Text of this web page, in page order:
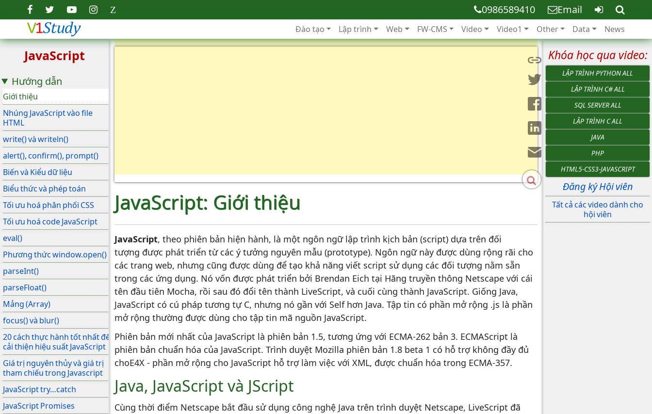
0986589410 Email
Đào tạo Lập trình Web FW-CMS Video Video1 Other Data News
JavaScript
Hướng dẫn
Giới thiệu
Nhúng JavaScript vào file
HTML
write() và writeln()
alert(), confirm(), prompt()
Biến và Kiểu dữ liệu
Biểu thức và phép toán
Tối ưu hoá phân phối CSS
Tối ưu hoá code JavaScript
eval()
Phương thức window.open()
parseInt()
parseFloat()
Mảng (Array)
focus() và blur()
20 cách thực hành tốt nhất để
cải thiện hiệu suất JavaScript
Giá trị nguyên thủy và giá trị
tham chiếu trong Javascript
JavaScript try…catch
JavaScript Promises
JavaScript: Giới thiệu
JavaScript, theo phiên bản hiện hành, là một ngôn ngữ lập trình kịch bản (script) dựa trên đối
tượng được phát triển từ các ý tưởng nguyên mẫu (prototype). Ngôn ngữ này được dùng rộng rãi cho
các trang web, nhưng cũng được dùng để tạo khả năng viết script sử dụng các đối tượng nằm sẵn
trong các ứng dụng. Nó vốn được phát triển bởi Brendan Eich tại Hãng truyền thông Netscape với cái
tên đầu tiên Mocha, rồi sau đó đổi tên thành LiveScript, và cuối cùng thành JavaScript. Giống Java,
JavaScript có cú pháp tương tự C, nhưng nó gần với Self hơn Java. Tập tin có phần mở rộng .js là phần
mở rộng thường được dùng cho tập tin mã nguồn JavaScript.
Phiên bản mới nhất của JavaScript là phiên bản 1.5, tương ứng với ECMA-262 bản 3. ECMAScript là
phiên bản chuẩn hóa của JavaScript. Trình duyệt Mozilla phiên bản 1.8 beta 1 có hỗ trợ không đầy đủ
choE4X - phần mở rộng cho JavaScript hỗ trợ làm việc với XML, được chuẩn hóa trong ECMA-357.
Java, JavaScript và JScript
Cùng thời điểm Netscape bắt đầu sử dụng công nghệ Java trên trình duyệt Netscape, LiveScript đã
Khóa học qua video:
LẬP TRÌNH PYTHON ALL
LẬP TRÌNH C# ALL
SQL SERVER ALL
LẬP TRÌNH C ALL
JAVA
PHP
HTML5-CSS3-JAVASCRIPT
Đăng ký Hội viên
Tất cả các video dành cho
hội viên